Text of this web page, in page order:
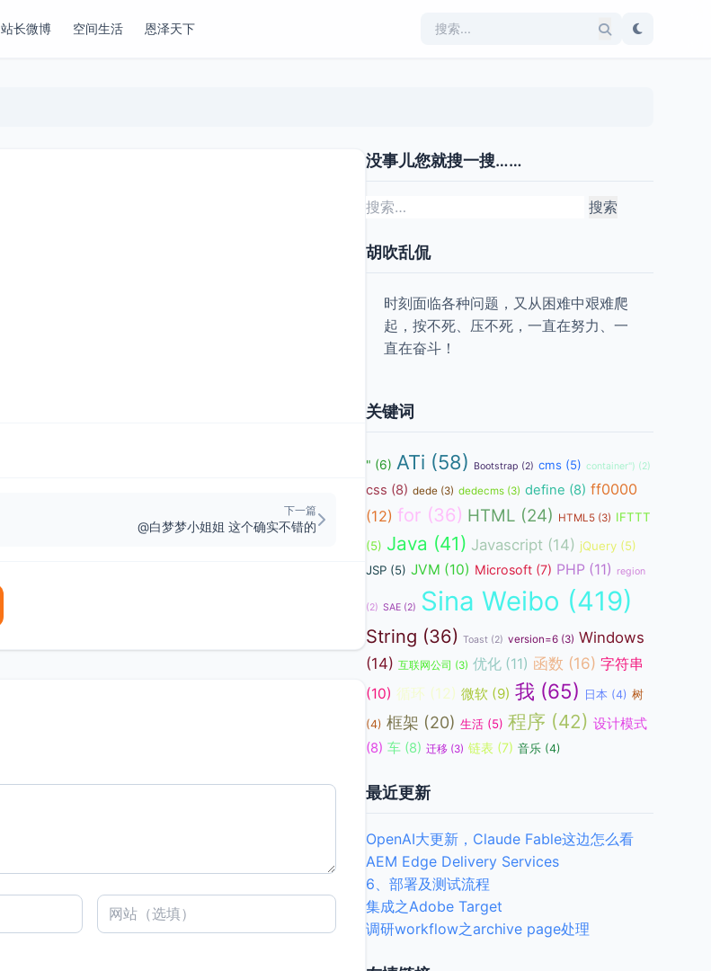
站长微博 空间生活 恩泽天下
下一篇
@白梦梦小姐姐 这个确实不错的
没事儿您就搜一搜……
搜
胡吹乱侃
时刻面临各种问题，又从困难中艰难爬
起，按不死、压不死，一直在努力、一
直在奋斗！
关键词
" (6) ATi (58) Bootstrap (2) cms (5) container") (2)
css (8) dede (3) dedecms (3) define (8) ff0000
(12) for (36) HTML (24) HTML5 (3) IFTTT
(5) Java (41) Javascript (14) jQuery (5)
JSP (5) JVM (10) Microsoft (7) PHP (11) region
(2) SAE (2) Sina Weibo (419)
String (36) Toast (2) version=6 (3) Windows
(14) 互联网公司 (3) 优化 (11) 函数 (16) 字符串
(10) 循环 (12) 微软 (9) 我 (65) 日本 (4) 树
(4) 框架 (20) 生活 (5) 程序 (42) 设计模式
(8) 车 (8) 迁移 (3) 链表 (7) 音乐 (4)
最近更新
OpenAI大更新，Claude Fable这边怎么看
AEM Edge Delivery Services
6、部署及测试流程
集成之Adobe Target
调研workflow之archive page处理